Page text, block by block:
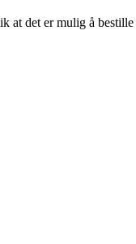
at det er mulig å